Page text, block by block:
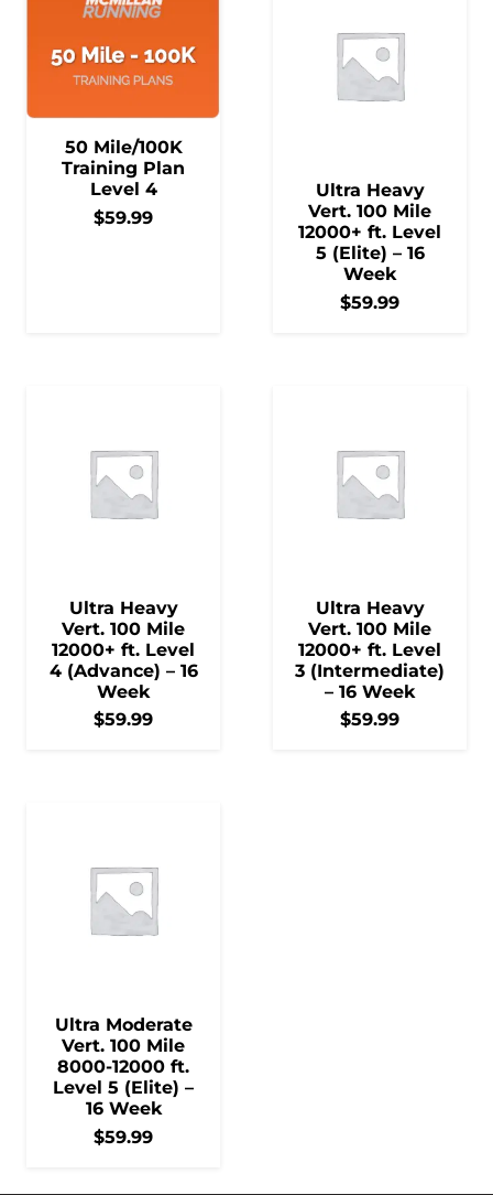
50 Mile/100K
Training Plan
Level 4
$59.99
Ultra Heavy
Vert. 100 Mile
12000+ ft. Level
5 (Elite) – 16
Week
$59.99
Ultra Heavy
Vert. 100 Mile
12000+ ft. Level
4 (Advance) – 16
Week
$59.99
Ultra Heavy
Vert. 100 Mile
12000+ ft. Level
3 (Intermediate)
– 16 Week
$59.99
Ultra Moderate
Vert. 100 Mile
8000-12000 ft.
Level 5 (Elite) –
16 Week
$59.99